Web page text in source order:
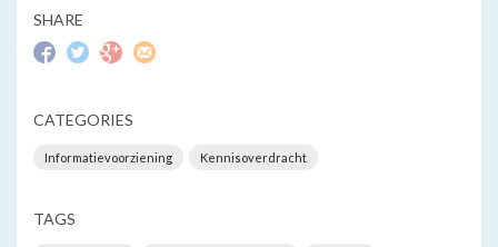
SHARE
CATEGORIES
Informatievoorziening Kennisoverdracht
TAGS